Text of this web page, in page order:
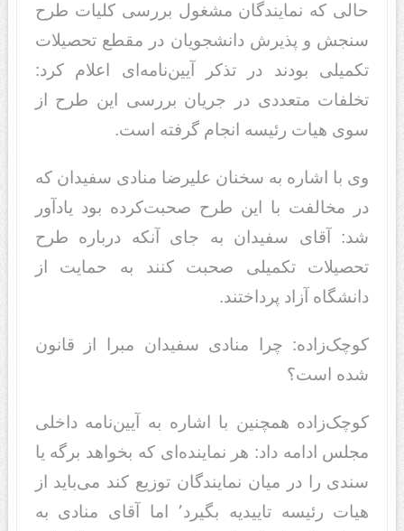
حالی که نمایندگان مشغول بررسی کلیات طرح
سنجش و پذیرش دانشجویان در مقطع تحصیلات
تکمیلی بودند در تذکر آیین‌نامه‌ای اعلام کرد:
تخلفات متعددی در جریان بررسی این طرح از
سوی هیات رئیسه انجام گرفته است.
وی با اشاره به سخنان علیرضا منادی سفیدان که
در مخالفت با این طرح صحبت‌کرده بود یادآور
شد: آقای سفیدان به جای آنکه درباره طرح
تحصیلات تکمیلی صحبت کنند به حمایت از
دانشگاه آزاد پرداختند.
کوچک‌زاده: چرا منادی سفیدان مبرا از قانون
شده است؟
کوچک‌زاده همچنین با اشاره به آیین‌نامه داخلی
مجلس ادامه داد: هر نماینده‌ای که بخواهد برگه یا
سندی را در میان نمایندگان توزیع کند می‌باید از
هیات رئیسه تاییدیه بگیرد٬ اما آقای منادی به